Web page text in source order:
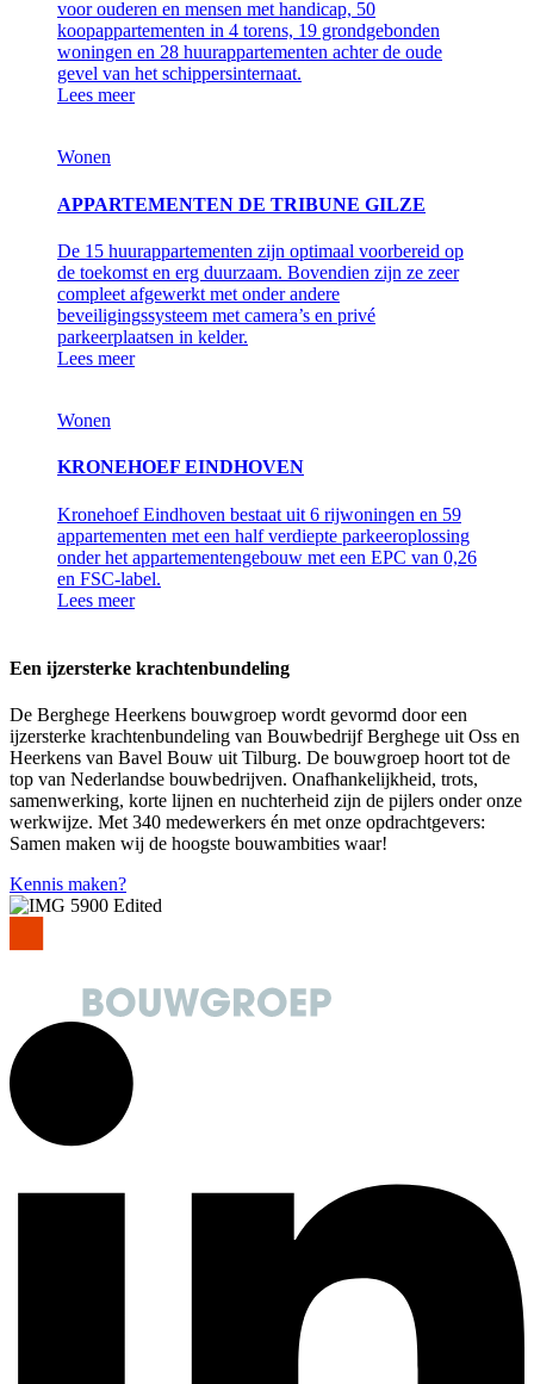
voor ouderen en mensen met handicap, 50
koopappartementen in 4 torens, 19 grondgebonden
woningen en 28 huurappartementen achter de oude
gevel van het schippersinternaat.
Lees meer
Wonen
APPARTEMENTEN DE TRIBUNE GILZE
De 15 huurappartementen zijn optimaal voorbereid op
de toekomst en erg duurzaam. Bovendien zijn ze zeer
compleet afgewerkt met onder andere
beveiligingssysteem met camera’s en privé
parkeerplaatsen in kelder.
Lees meer
Wonen
KRONEHOEF EINDHOVEN
Kronehoef Eindhoven bestaat uit 6 rijwoningen en 59
appartementen met een half verdiepte parkeeroplossing
onder het appartementengebouw met een EPC van 0,26
en FSC-label.
Lees meer
Een ijzersterke krachtenbundeling
De Berghege Heerkens bouwgroep wordt gevormd door een
ijzersterke krachtenbundeling van Bouwbedrijf Berghege uit Oss en
Heerkens van Bavel Bouw uit Tilburg. De bouwgroep hoort tot de
top van Nederlandse bouwbedrijven. Onafhankelijkheid, trots,
samenwerking, korte lijnen en nuchterheid zijn de pijlers onder onze
werkwijze. Met 340 medewerkers én met onze opdrachtgevers:
Samen maken wij de hoogste bouwambities waar!
Kennis maken?